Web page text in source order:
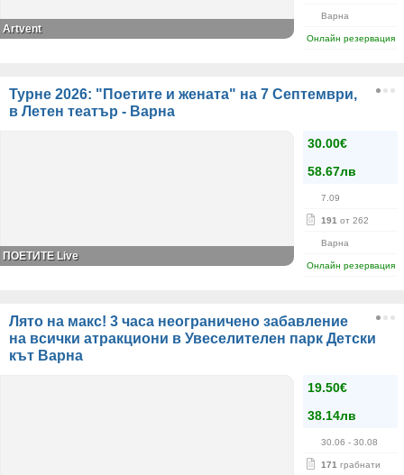
Варна
Онлайн резервация
Artvent
Турне 2026: "Поетите и жената" на 7 Септември,
в Летен театър - Варна
30.00€
58.67лв
7.09
191 от 262
Варна
Онлайн резервация
ПОЕТИТЕ Live
Лято на макс! 3 часа неограничено забавление
на всички атракциони в Увеселителен парк Детски
кът Варна
19.50€
38.14лв
30.06 - 30.08
171 грабнати